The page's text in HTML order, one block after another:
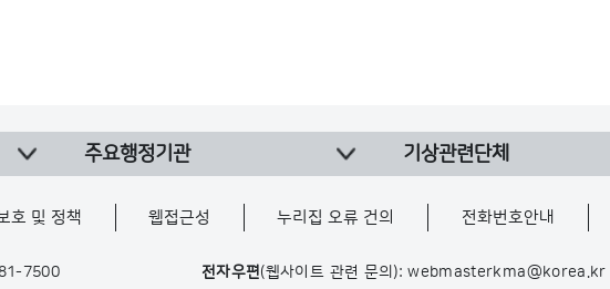
주요행정기관 기상관련단체
호 및 정책 웹접근성 누리집 오류 건의 전화번호안내
7500 전자우편(웹사이트 관련 문의): webmasterkma@korea.kr